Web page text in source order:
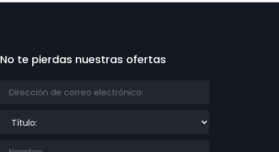
No te pierdas nuestras ofertas
Título: